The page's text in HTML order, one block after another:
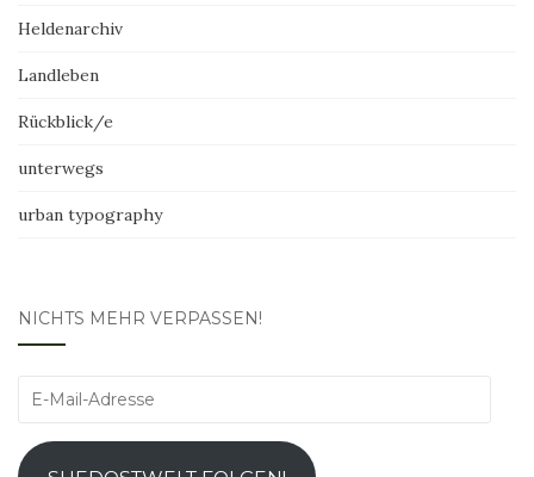
Heldenarchiv
Landleben
Rückblick/e
unterwegs
urban typography
NICHTS MEHR VERPASSEN!
E-
Adresse